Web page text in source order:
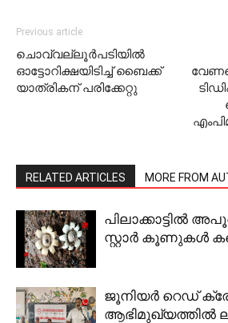
Previous article
ചൊവ്വല്ലൂര്‍പടിയില്‍
ഓട്ടോറിക്ഷയിടിച്ച് ബൈക്ക്
യാത്രികന് പരിക്കേറ്റു
RELATED ARTICLES MORE FROM
പിലാക്കാട്ടില്‍
സ്റ്റാര്‍ കൂണുകള്‍
ജൂനിയര്‍ റെഡ്
ആഭിമുഖ്യത്തില്‍